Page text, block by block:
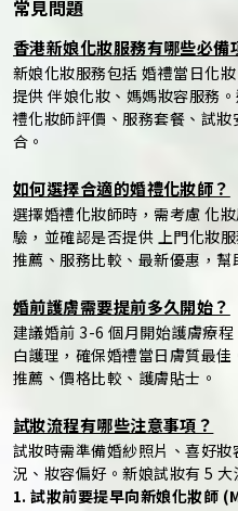
常見問題
香港新娘化妝服務有哪些必備
新娘化妝服務包括 婚禮當日化
提供 伴娘化妝、媽媽妝容服務
禮化妝師評價、服務套餐、試
合。
如何選擇合適的婚禮化妝師？
選擇婚禮化妝師時，需考慮 化
驗，並確認是否提供 上門化妝
推薦、服務比較、最新優惠，幫
婚前護膚需要提前多久開始？
建議婚前 3-6 個月開始護膚療
白護理，確保婚禮當日膚質最
推薦、價格比較、護膚貼士。
試妝流程有哪些注意事項？
試妝時需準備婚紗照片、喜好
況、妝容偏好。新娘試妝有 5 大
1. 試妝前要提早向新娘化妝師